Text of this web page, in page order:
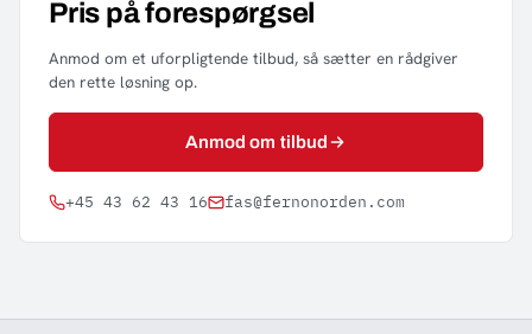
Pris på forespørgsel
Anmod om et uforpligtende tilbud, så sætter en rådgiver
den rette løsning op.
Anmod om tilbud
+45 43 62 43 16 fas@fernonorden.com